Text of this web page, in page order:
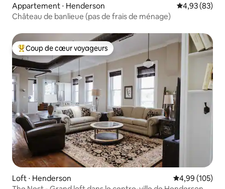
Appartement ⋅ Henderson Évaluation
4,93 (83)
Château de banlieue (pas de frais de ménage)
Coups de cœur voyageurs les plus appréciés
Coup de cœur voyageurs
Loft ⋅ Henderson Évaluation
4,99 (105)